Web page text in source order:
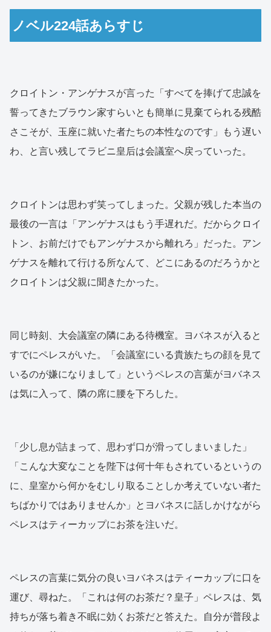
ノベル224話あらすじ
クロイトン・アンゲナスが言った「すべてを捧げて忠誠を
誓ってきたブラウン家すらいとも簡単に見棄てられる残酷
さこそが、玉座に就いた者たちの本性なのです」もう遅い
わ、と言い残してラビニ皇后は会議室へ戻っていった。
クロイトンは思わず笑ってしまった。父親が残した本当の
最後の一言は「アンゲナスはもう手遅れだ。だからクロイ
トン、お前だけでもアンゲナスから離れろ」だった。アン
ゲナスを離れて行ける所なんて、どこにあるのだろうかと
クロイトンは父親に聞きたかった。
同じ時刻、大会議室の隣にある待機室。ヨバネスが入ると
すでにペレスがいた。「会議室にいる貴族たちの顔を見て
いるのが嫌になりまして」というペレスの言葉がヨバネス
は気に入って、隣の席に腰を下ろした。
「少し息が詰まって、思わず口が滑ってしまいました」
「こんな大変なことを陛下は何十年もされているというの
に、皇室から何かをむしり取ることしか考えていない者た
ちばかりではありませんか」とヨバネスに話しかけながら
ペレスはティーカップにお茶を注いだ。
ペレスの言葉に気分の良いヨバネスはティーカップに口を
運び、尋ねた。「これは何のお茶だ？皇子」ペレスは、気
持ちが落ち着き不眠に効くお茶だと答えた。自分が普段よ